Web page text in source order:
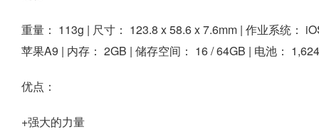
重量： 113g | 尺寸： 123.8 x 58.6 x 7.6mm | 作业系统：
苹果A9 | 内存： 2GB | 储存空间： 16 / 64GB | 电池：
优点：
+强大的力量